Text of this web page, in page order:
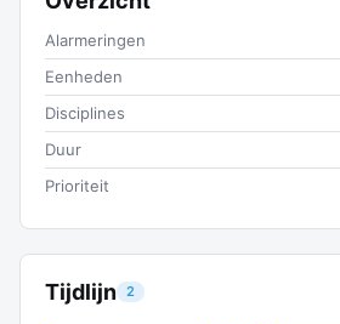
Tijdlijn 2
Alarmeringen
Eenheden
Disciplines
Duur
Prioriteit